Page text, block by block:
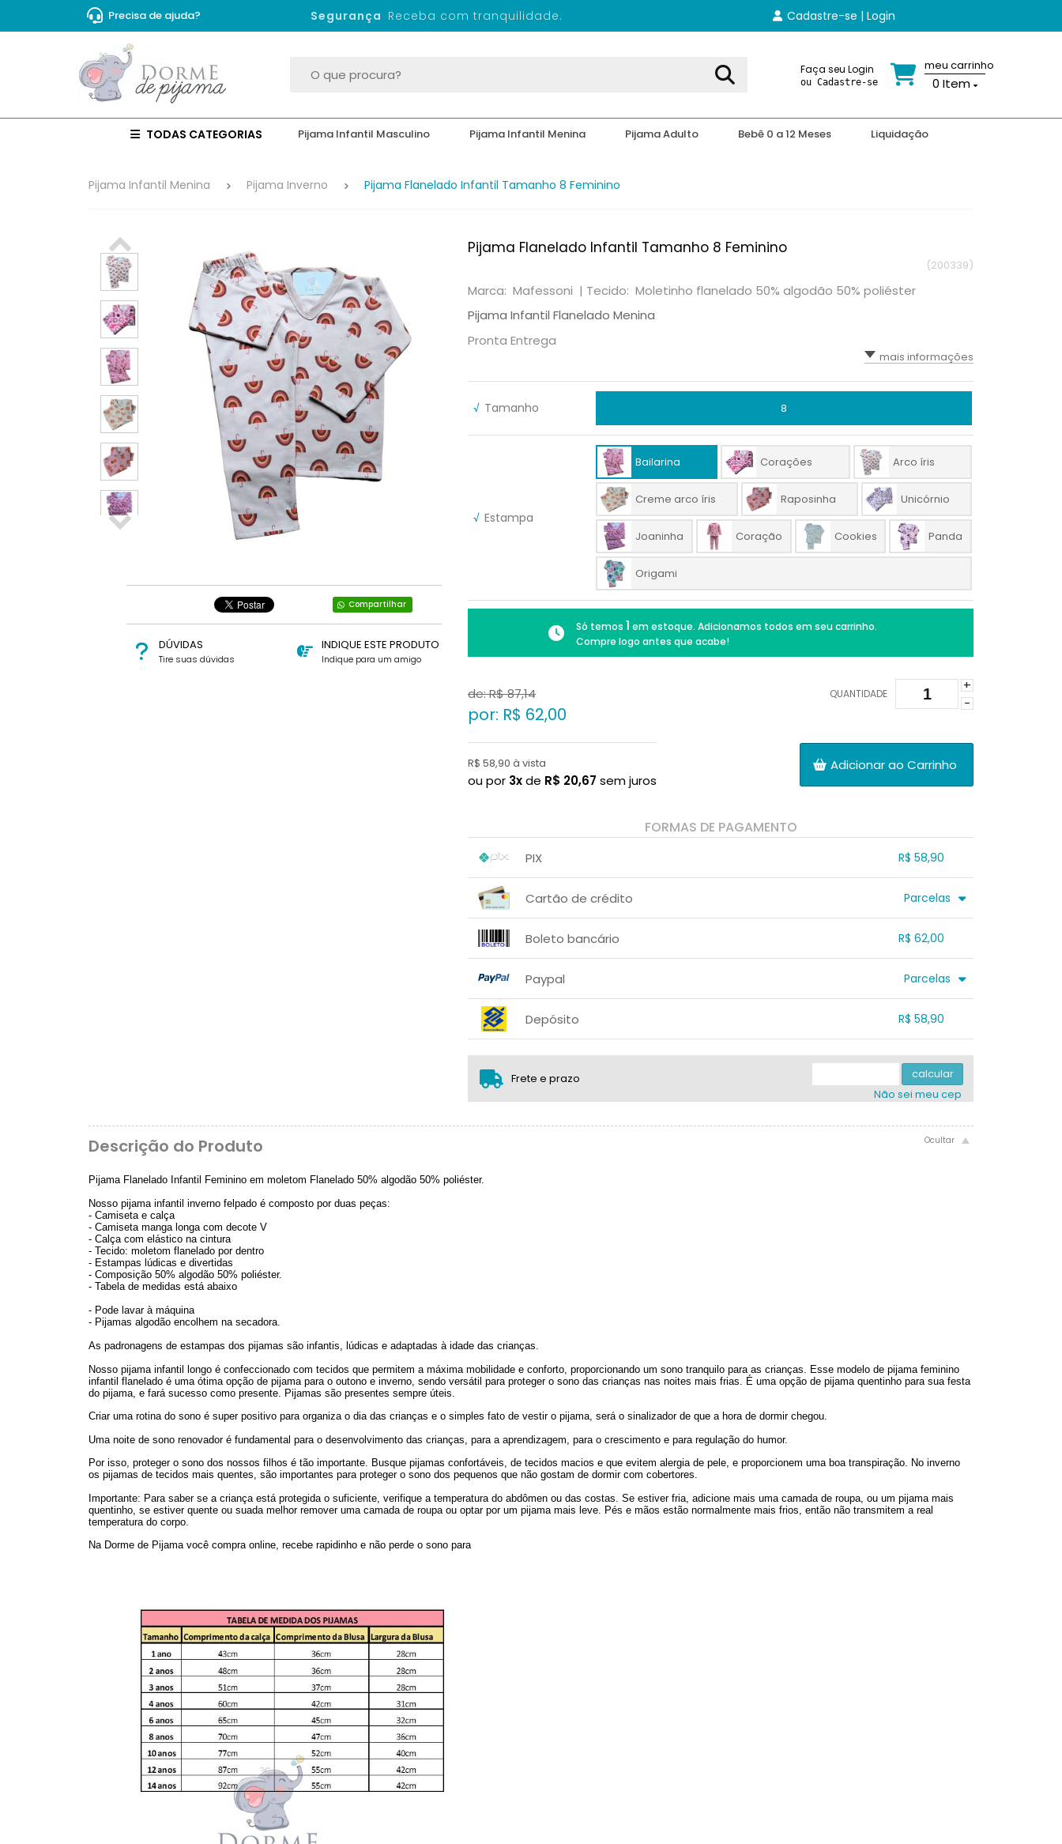
Precisa de ajuda? SegurançaReceba com tranquilidade. Cadastre-se | Login
Faça seu Login
ou Cadastre-se
meu carrinho
0 Item
TODAS CATEGORIAS Pijama Infantil Masculino Pijama Infantil Menina Pijama Adulto Bebê 0 a 12 Meses Liquidação
Pijama Infantil Menina Pijama Inverno Pijama Flanelado Infantil Tamanho 8 Feminino
Compartilhar
DÚVIDAS
Tire suas dúvidas
INDIQUE ESTE PRODUTO
Indique para um amigo
Pijama Flanelado Infantil Tamanho 8 Feminino
(200339)
Marca: Mafessoni | Tecido: Moletinho flanelado 50% algodão 50% poliéster
Pijama Infantil Flanelado Menina
Pronta Entrega
mais informações
√ Tamanho 8
√ Estampa
Bailarina Corações Arco íris
Creme arco íris Raposinha Unicórnio
Joaninha Coração Cookies Panda
Origami
Só temos 1 em estoque. Adicionamos todos em seu carrinho.
Compre logo antes que acabe!
de: R$87,14
por: R$ 62,00
R$ 58,90 à vista
ou por 3xde R$ 20,67 sem juros
QUANTIDADE
+
-
Adicionar ao Carrinho
FORMAS DE PAGAMENTO
PIX
R$ 58,90
Cartão de crédito
Parcelas
2x sem juros de R$ 31,00
Boleto bancário
R$ 62,00
Paypal
Parcelas
2x sem juros de R$ 31,00
Depósito
R$ 58,90
... ....
Frete e prazo
calcular
Não sei meu cep
Descrição do Produto
Pijama Flanelado Infantil Feminino em moletom Flanelado 50% algodão 50% poliéster.
Nosso pijama infantil inverno felpado é composto por duas peças:
- Camiseta e calça
- Camiseta manga longa com decote V
- Calça com elástico na cintura
- Tecido: moletom flanelado por dentro
- Estampas lúdicas e divertidas
- Composição 50% algodão 50% poliéster.
- Tabela de medidas está abaixo
- Pode lavar à máquina
- Pijamas algodão encolhem na secadora.
As padronagens de estampas dos pijamas são infantis, lúdicas e adaptadas à idade das crianças.
Nosso pijama infantil longo é confeccionado com tecidos que permitem a máxima mobilidade e conforto, proporcionando um sono tranquilo para as crianças. Esse modelo de pijama feminino
infantil flanelado é uma ótima opção de pijama para o outono e inverno, sendo versátil para proteger o sono das crianças nas noites mais frias. É uma opção de pijama quentinho para sua festa
do pijama, e fará sucesso como presente. Pijamas são presentes sempre úteis.
Criar uma rotina do sono é super positivo para organiza o dia das crianças e o simples fato de vestir o pijama, será o sinalizador de que a hora de dormir chegou.
Uma noite de sono renovador é fundamental para o desenvolvimento das crianças, para a aprendizagem, para o crescimento e para regulação do humor.
Por isso, proteger o sono dos nossos filhos é tão importante. Busque pijamas confortáveis, de tecidos macios e que evitem alergia de pele, e proporcionem uma boa transpiração. No inverno
os pijamas de tecidos mais quentes, são importantes para proteger o sono dos pequenos que não gostam de dormir com cobertores.
Importante: Para saber se a criança está protegida o suficiente, verifique a temperatura do abdômen ou das costas. Se estiver fria, adicione mais uma camada de roupa, ou um pijama mais
quentinho, se estiver quente ou suada melhor remover uma camada de roupa ou optar por um pijama mais leve. Pés e mãos estão normalmente mais frios, então não transmitem a real
temperatura do corpo.
Na Dorme de Pijama você compra online, recebe rapidinho e não perde o sono para